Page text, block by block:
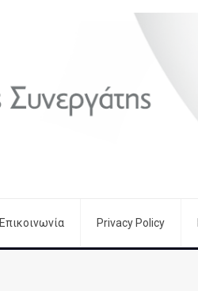
Επικοινωνία Privacy Policy